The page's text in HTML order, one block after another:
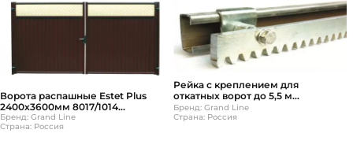
Ворота распашные Estet Plus
2400х3600мм 8017/1014
коричневый Grand Line
Бренд: Grand Line
Страна: Россия
Рейка с креплением для
откатных ворот до 5,5 м
включительно
Бренд: Grand Line
Страна: Россия